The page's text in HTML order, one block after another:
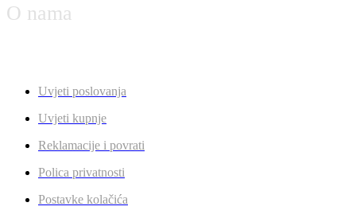
O nama
Uvjeti poslovanja
Uvjeti kupnje
Reklamacije i povrati
Polica privatnosti
Postavke kolačića